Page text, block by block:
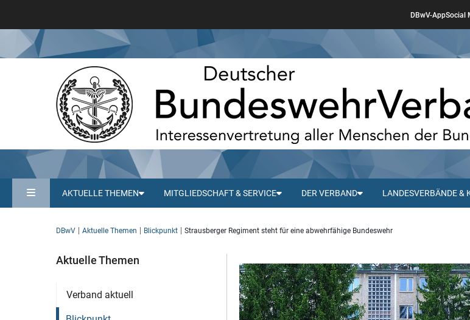
DBwV-AppSocial
AKTUELLE THEMEN MITGLIEDSCHAFT & SERVICE DER VERBAND LANDESVERBÄNDE &
DBwV Aktuelle Themen Blickpunkt Strausberger Regiment steht für eine abwehrfähige Bundeswehr
Aktuelle Themen
Verband aktuell